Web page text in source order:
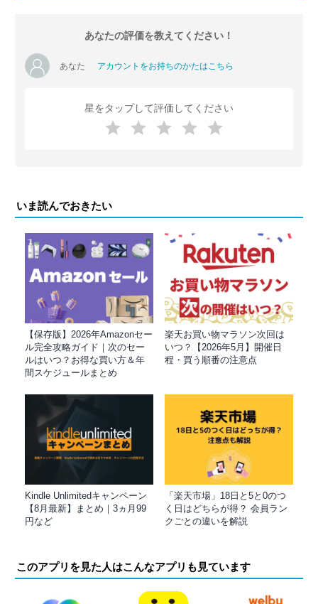
あなたの評価を教えてください！
あなた アカウントをお持ちのかたはこちら
星をタップして評価してください
いま読んでおきたい
【保存版】2026年Amazonセー
ル完全攻略ガイド｜次のセー
ルはいつ？お得な買い方＆年
間スケジュールまとめ
楽天お買い物マラソン次回は
いつ？【2026年5月】開催日
程・買う順番の注意点
Kindle Unlimitedキャンペーン
【8月最新】まとめ｜3ヵ月99
円など
「楽天市場」18日と5と0のつ
く日はどちらが得？ 会員ラン
クごとの違いを解説
このアプリを見た人はこんなアプリも見ています